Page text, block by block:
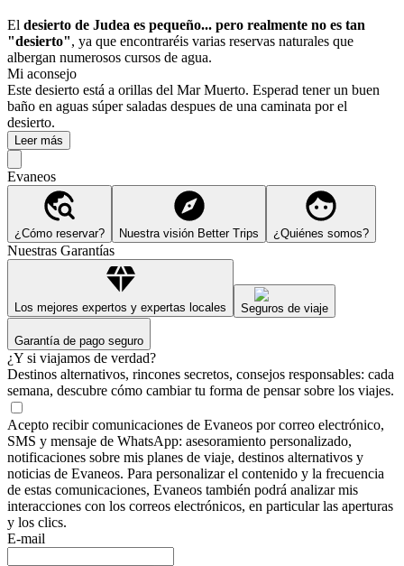
El desierto de Judea es pequeño... pero realmente no es tan
"desierto", ya que encontraréis varias reservas naturales que
albergan numerosos cursos de agua.
Mi aconsejo
Este desierto está a orillas del Mar Muerto. Esperad tener un buen
baño en aguas súper saladas despues de una caminata por el
desierto.
Leer más
Evaneos
¿Cómo reservar? Nuestra visión Better Trips ¿Quiénes somos?
Nuestras Garantías
Los mejores expertos y expertas locales Seguros de viaje
Garantía de pago seguro
¿Y si viajamos de verdad?
Destinos alternativos, rincones secretos, consejos responsables: cada
semana, descubre cómo cambiar tu forma de pensar sobre los viajes.
Acepto recibir comunicaciones de Evaneos por correo electrónico,
SMS y mensaje de WhatsApp: asesoramiento personalizado,
notificaciones sobre mis planes de viaje, destinos alternativos y
noticias de Evaneos. Para personalizar el contenido y la frecuencia
de estas comunicaciones, Evaneos también podrá analizar mis
interacciones con los correos electrónicos, en particular las aperturas
y los clics.
E-mail